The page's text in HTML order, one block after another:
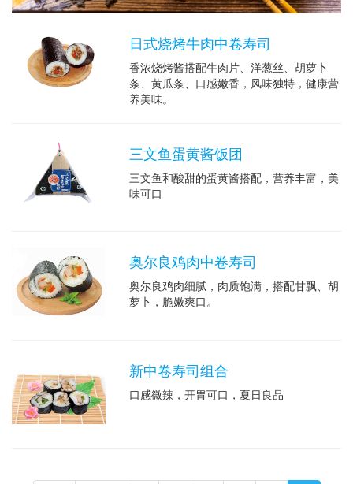
日式烧烤牛肉中卷寿司
香浓烧烤酱搭配牛肉片、洋葱丝、胡萝卜
条、黄瓜条、口感嫩香，风味独特，健康营
养美味。
三文鱼蛋黄酱饭团
三文鱼和酸甜的蛋黄酱搭配，营养丰富，美
味可口
奥尔良鸡肉中卷寿司
奥尔良鸡肉细腻，肉质饱满，搭配甘飘、胡
萝卜，脆嫩爽口。
新中卷寿司组合
口感微辣，开胃可口，夏日良品